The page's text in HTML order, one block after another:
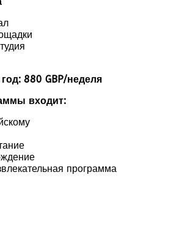
880 GBP/неделя
входит:
программа